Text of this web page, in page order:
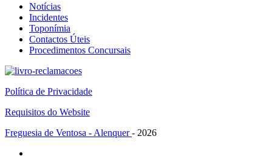
Notícias
Incidentes
Toponímia
Contactos Úteis
Procedimentos Concursais
Política de Privacidade
Requisitos do Website
Freguesia de Ventosa - Alenquer- 2026